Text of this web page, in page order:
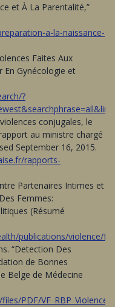
et À La Parentalité,”
a-la-naissance-
Faites Aux
En Gynécologie et
?
conjugales, le
au ministre chargé
September 16, 2015.
rapports-
Partenaires Intimes et
Femmes:
(Résumé
publications/violence/fr/
“Detection Des
de Bonnes
Belge de Médecine
PDF/